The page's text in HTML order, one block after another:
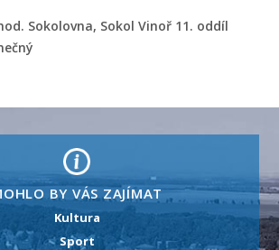
Sokolovna, Sokol Vinoř 11. oddíl
BY VÁS ZAJÍMAT
Kultura
Sport